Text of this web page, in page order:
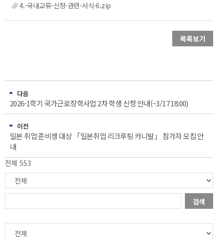
4.-국내교류-신청-관련-서식-6.zip
목록보기
다음
2026-1학기 국가근로장학사업 2차 학생 신청 안내(~3/17 18:00)
이전
일본 취업 준비생 대상 「일본취업 리크루팅 카니발」 참가자 모집 안
내
전체 553
검색